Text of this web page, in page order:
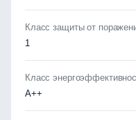
Класс защиты от
1
Класс
А++